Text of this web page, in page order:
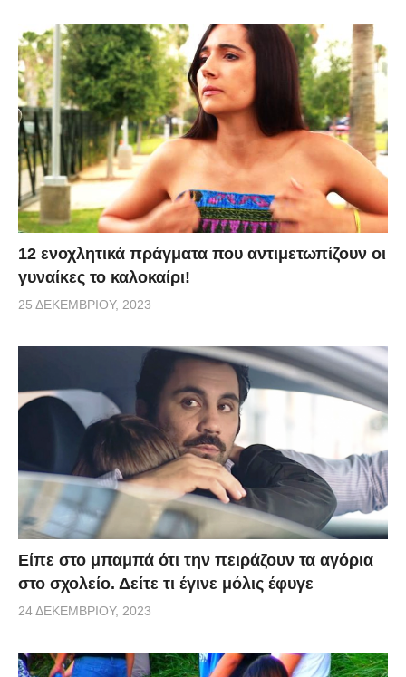
12 ενοχλητικά πράγματα που αντιμετωπίζουν οι
γυναίκες το καλοκαίρι!
25 ΔΕΚΕΜΒΡΊΟΥ, 2023
Είπε στο μπαμπά ότι την πειράζουν τα αγόρια
στο σχολείο. Δείτε τι έγινε μόλις έφυγε
24 ΔΕΚΕΜΒΡΊΟΥ, 2023